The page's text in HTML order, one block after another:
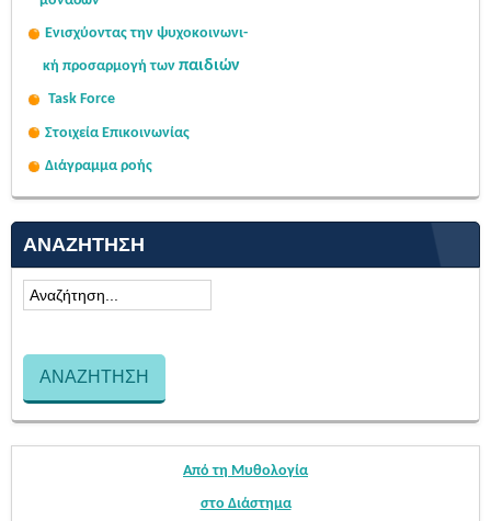
Ενισχύοντας την ψυχοκοινωνι-
κή προσαρμογή των παιδιών
Task Force
Στοιχεία Επικοινωνίας
Διάγραμμα ροής
ΑΝΑΖΉΤΗΣΗ
Από τη Μυθολογία
στο Διάστημα